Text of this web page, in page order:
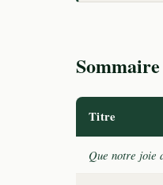
Titre
Que notre joie